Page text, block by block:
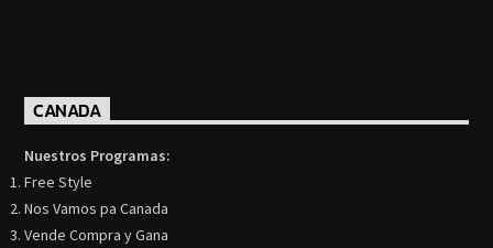
CANADA
Nuestros Programas:
Free Style
Nos Vamos pa Canada
Vende Compra y Gana